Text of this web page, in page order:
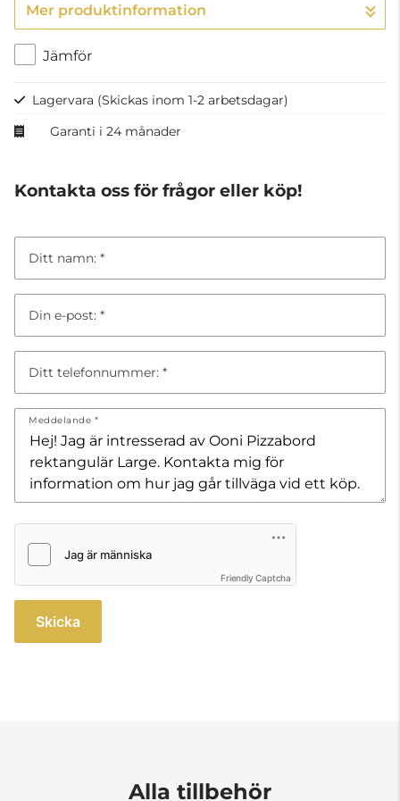
Mer produktinformation
Jämför
Lagervara (Skickas inom 1-2 arbetsdagar)
Garanti i 24 månader
Kontakta oss för frågor eller köp!
Ditt namn:
Din e-post:
Ditt telefonnummer:
Meddelande
Friendly Captcha
Skicka
Alla tillbehör